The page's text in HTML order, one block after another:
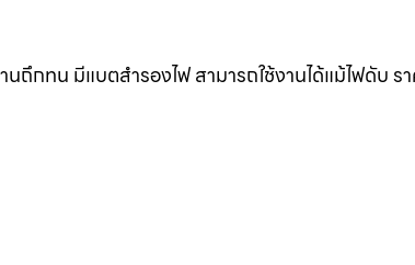
นถึกทน มีแบตสำรองไฟ สามารถใช้งานได้แม้ไฟดับ ร